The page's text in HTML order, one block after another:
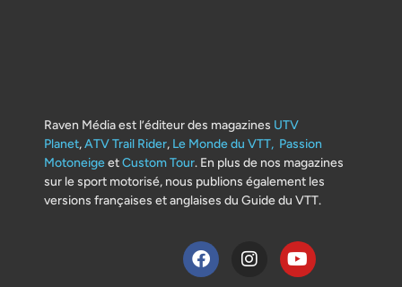
Raven Média est l’éditeur des magazines UTV
Planet,ATV Trail Rider, Le Monde du VTT, Passion
MotoneigeetCustom Tour. En plus de nos magazines
sur le sport motorisé, nous publions également les
versions françaises et anglaises du Guide du VTT.